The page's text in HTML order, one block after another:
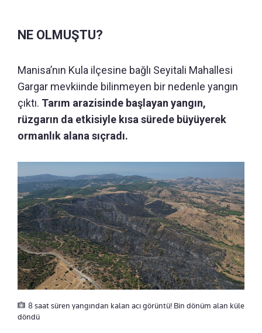
NE OLMUŞTU?
Manisa’nın Kula ilçesine bağlı Seyitali Mahallesi
Gargar mevkiinde bilinmeyen bir nedenle yangın
çıktı. Tarım arazisinde başlayan yangın,
rüzgarın da etkisiyle kısa sürede büyüyerek
ormanlık alana sıçradı.
8 saat süren yangından kalan acı görüntü! Bin dönüm alan küle
döndü